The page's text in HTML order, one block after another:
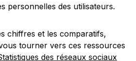
personnelles des utilisateurs.
chiffres et les comparatifs,
tourner vers ces ressources
des réseaux sociaux